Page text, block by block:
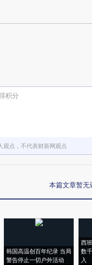
积分
观点，不代表财新网观点
本篇文章暂无
韩国高温创百年纪录 当局
警告停止一切户外活动
西
数
入